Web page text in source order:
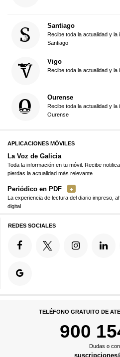
Santiago
Recibe toda la actualidad y
Santiago
Vigo
Recibe toda la actualidad y
Ourense
Recibe toda la actualidad y
Ourense
APLICACIONES MÓVILES
La Voz de Galicia
Toda la información en tu móvil. Recibe
pierdas la actualidad más relevante
Periódico en PDF
La experiencia de lectura del diario impreso,
digital
REDES SOCIALES
TELÉFONO GRATUITO DE
900
Dudas o